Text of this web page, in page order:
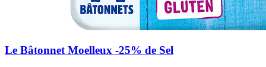
Le Bâtonnet Moelleux -25% de Sel